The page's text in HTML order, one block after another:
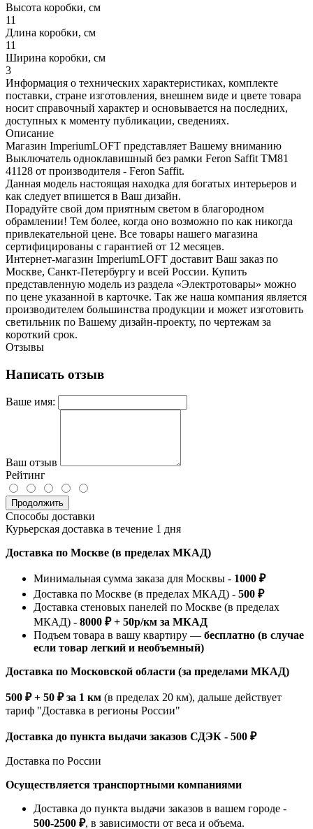
Высота коробки, см
11
Длина коробки, см
11
Ширина коробки, см
3
Информация о технических характеристиках, комплекте
поставки, стране изготовления, внешнем виде и цвете товара
носит справочный характер и основывается на последних,
доступных к моменту публикации, сведениях.
Описание
Магазин ImperiumLOFT представляет Вашему вниманию
Выключатель одноклавишный без рамки Feron Saffit TM81
41128 от производителя - Feron Saffit.
Данная модель настоящая находка для богатых интерьеров и
как следует впишется в Ваш дизайн.
Порадуйте свой дом приятным светом в благородном
обрамлении! Тем более, когда оно возможно по как никогда
привлекательной цене. Все товары нашего магазина
сертифицированы с гарантией от 12 месяцев.
Интернет-магазин ImperiumLOFT доставит Ваш заказ по
Москве, Санкт-Петербургу и всей России. Купить
представленную модель из раздела «Электротовары» можно
по цене указанной в карточке. Так же наша компания является
производителем большинства продукции и может изготовить
светильник по Вашему дизайн-проекту, по чертежам за
короткий срок.
Отзывы
Написать отзыв
Ваше имя:
Ваш отзыв
Рейтинг
Продолжить
Способы доставки
Курьерская доставка в течение 1 дня
Доставка по Москве (в пределах МКАД)
Минимальная сумма заказа для Москвы - 1000 ₽
Доставка по Москве (в пределах МКАД) - 500 ₽
Доставка стеновых панелей по Москве (в пределах
МКАД) - 8000 ₽ + 50р/км за МКАД
Подъем товара в вашу квартиру — бесплатно (в случае
если товар легкий и необъемный)
Доставка по Московской области (за пределами МКАД)
500 ₽ + 50 ₽ за 1 км (в пределах 20 км), дальше действует
тариф "Доставка в регионы России"
Доставка до пункта выдачи заказов СДЭК - 500 ₽
Доставка по России
Осуществляется транспортными компаниями
Доставка до пункта выдачи заказов в вашем городе -
500-2500 ₽, в зависимости от веса и объема.